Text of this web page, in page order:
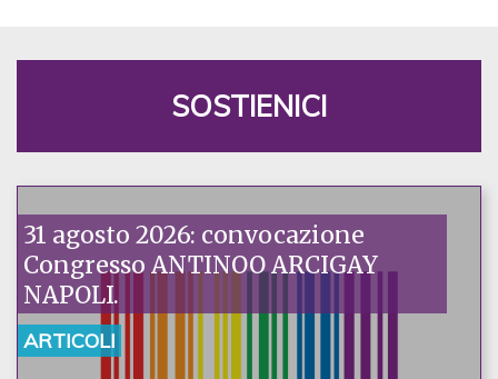
SOSTIENICI
31 agosto 2026: convocazione
Congresso ANTINOO ARCIGAY
NAPOLI.
ARTICOLI